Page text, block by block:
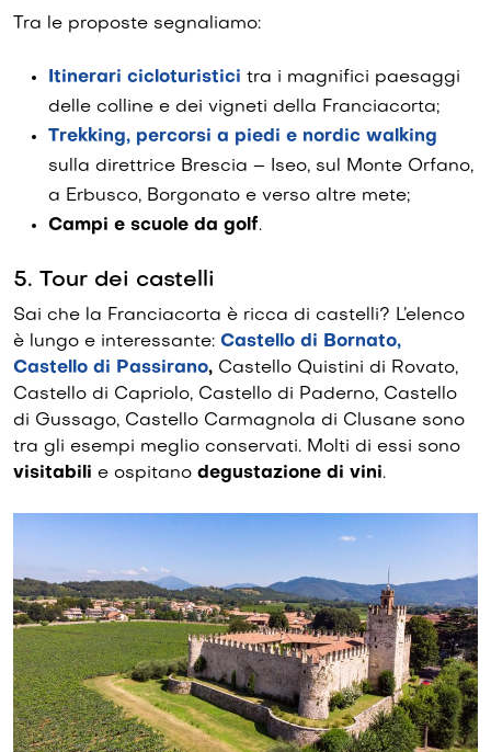
Tra le proposte segnaliamo:
Itinerari cicloturistici tra i magnifici paesaggi
delle colline e dei vigneti della Franciacorta;
Trekking, percorsi a piedi e nordic walking
sulla direttrice Brescia – Iseo, sul Monte Orfano,
a Erbusco, Borgonato e verso altre mete;
Campi e scuole da golf.
5. Tour dei castelli
Sai che la Franciacorta è ricca di castelli? L’elenco
è lungo e interessante: Castello di Bornato,
Castello di Passirano, Castello Quistini di Rovato,
Castello di Capriolo, Castello di Paderno, Castello
di Gussago, Castello Carmagnola di Clusane sono
tra gli esempi meglio conservati. Molti di essi sono
visitabili e ospitano degustazione di vini.